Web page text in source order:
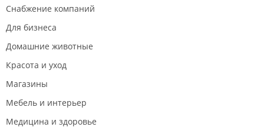
Снабжение компаний
Для бизнеса
Домашние животные
Красота и уход
Магазины
Мебель и интерьер
Медицина и здоровье